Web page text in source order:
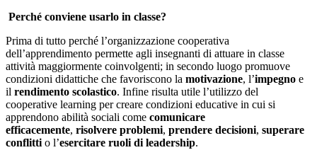
Perché conviene usarlo in classe?
Prima di tutto perché l’organizzazione cooperativa
dell’apprendimento permette agli insegnanti di attuare in classe
attività maggiormente coinvolgenti; in secondo luogo promuove
condizioni didattiche che favoriscono la motivazione, l’impegno e
il rendimento scolastico. Infine risulta utile l’utilizzo del
cooperative learning per creare condizioni educative in cui si
apprendono abilità sociali come comunicare
efficacemente, risolvere problemi, prendere decisioni, superare
conflitti o l’esercitare ruoli di leadership.